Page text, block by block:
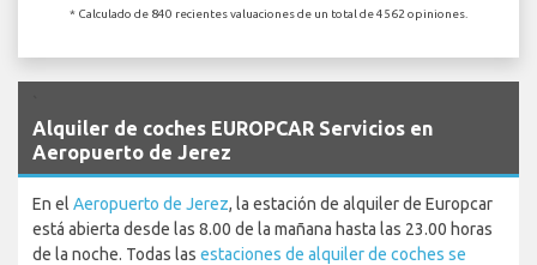
* Calculado de 840 recientes valuaciones de un total de 4562 opiniones.
Alquiler de coches EUROPCAR Servicios en
Aeropuerto de Jerez
En el Aeropuerto de Jerez, la estación de alquiler de Europcar
está abierta desde las 8.00 de la mañana hasta las 23.00 horas
de la noche. Todas las estaciones de alquiler de coches se